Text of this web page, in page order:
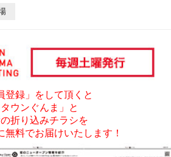
登録」をして頂くと
タウンぐんま」と
折り込みチラシを
無料でお届けいたします！